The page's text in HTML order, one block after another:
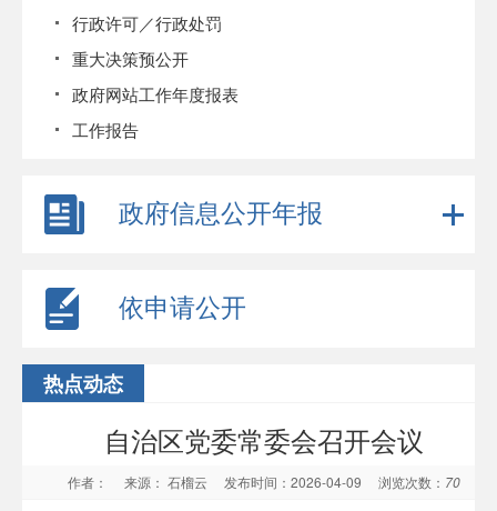
行政许可／行政处罚
重大决策预公开
政府网站工作年度报表
工作报告
政府信息公开年报
依申请公开
热点动态
自治区党委常委会召开会议
作者： 来源： 石榴云 发布时间：2026-04-09 浏览次数： 70